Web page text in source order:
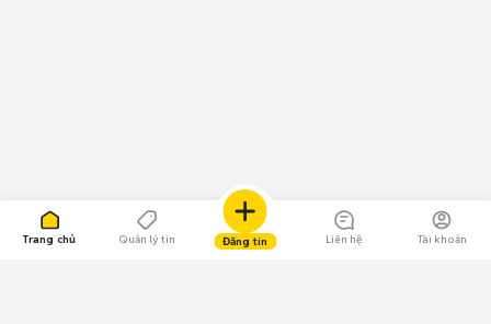
Trang chủ Quản lý tin Đăng tin Liên hệ Tài khoản